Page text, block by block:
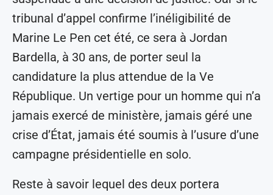
tribunal d’appel confirme l’inéligibilité de
Marine Le Pen cet été, ce sera à Jordan
Bardella, à 30 ans, de porter seul la
candidature la plus attendue de la Ve
République. Un vertige pour un homme qui n’a
jamais exercé de ministère, jamais géré une
crise d’État, jamais été soumis à l’usure d’une
campagne présidentielle en solo.
Reste à savoir lequel des deux portera